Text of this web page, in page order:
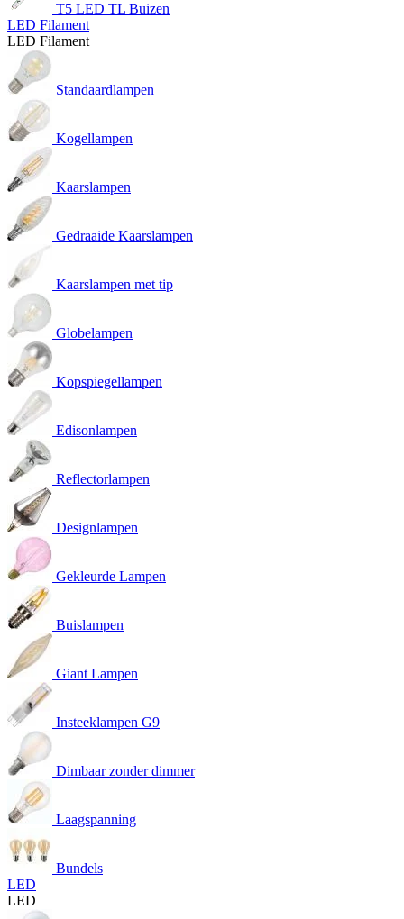
T5 LED TL Buizen
LED Filament
LED Filament
Standaardlampen
Kogellampen
Kaarslampen
Gedraaide Kaarslampen
Kaarslampen met tip
Globelampen
Kopspiegellampen
Edisonlampen
Reflectorlampen
Designlampen
Gekleurde Lampen
Buislampen
Giant Lampen
Insteeklampen G9
Dimbaar zonder dimmer
Laagspanning
Bundels
LED
LED